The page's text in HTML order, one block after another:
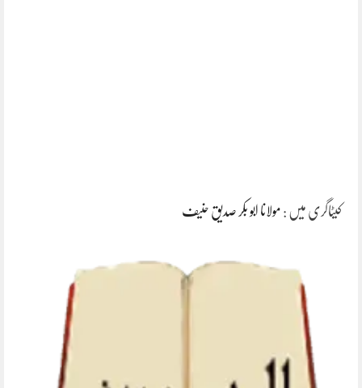
کیٹاگری میں : مولانا ابو بکر صدیق حنیف